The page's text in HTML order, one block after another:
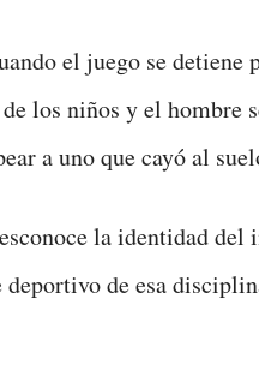
el juego se detiene
los niños y el hombre
a uno que cayó al
la identidad
de esa